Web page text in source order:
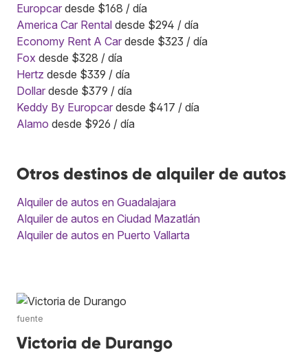
Europcar desde $168 / día
America Car Rental desde $294 / día
Economy Rent A Car desde $323 / día
Fox desde $328 / día
Hertz desde $339 / día
Dollar desde $379 / día
Keddy By Europcar desde $417 / día
Alamo desde $926 / día
Otros destinos de alquiler de autos
Alquiler de autos en Guadalajara
Alquiler de autos en Ciudad Mazatlán
Alquiler de autos en Puerto Vallarta
fuente
Victoria de Durango